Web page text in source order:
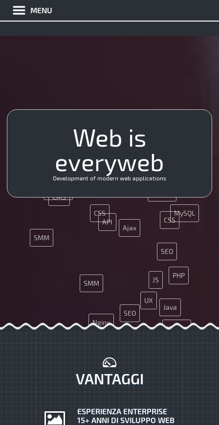
MENU
PHP
MySQL
JQuery
Nginx
SEO
SMM
Java
API
CMS
CSS
Ajax
JS
JQuery
SEO
SMM
Java
UX
CSS
Git
Web is
everyweb
Development of modern web applications
VANTAGGI
ESPERIENZA ENTERPRISE
15+ ANNI DI SVILUPPO WEB